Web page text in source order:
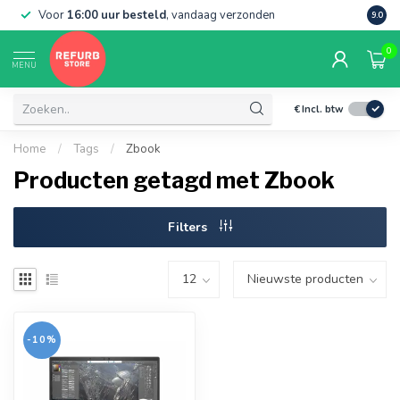
Voor 16:00 uur besteld, vandaag verzonden 9.0
MENU
0
€Incl. btw
Home / Tags / Zbook
Producten getagd met Zbook
Filters
-10%